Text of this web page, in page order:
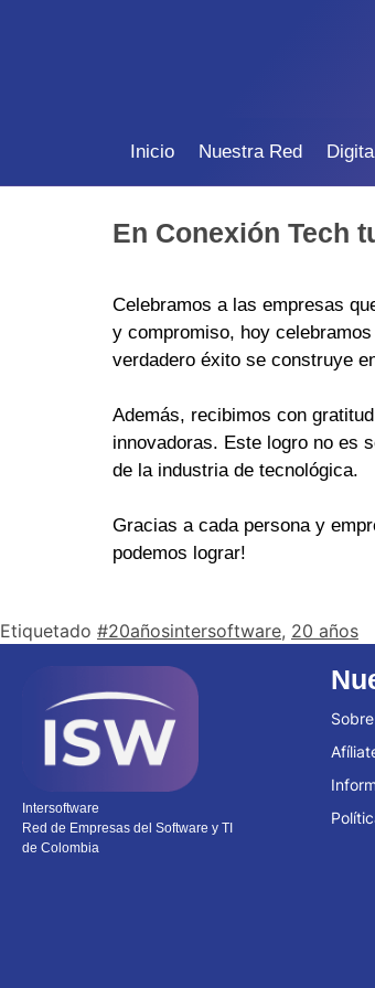
Inicio Nuestra Red
En Conexión Tech
Celebramos a las empresas
y compromiso, hoy
verdadero éxito se construye
Además, recibimos con
innovadoras. Este logro no es
de la industria de tecnológica.
Gracias a cada persona y
podemos lograr!
Etiquetado #20añosintersoftware, 20 años
Intersoftware
Red de Empresas del Software y TI
de Colombia